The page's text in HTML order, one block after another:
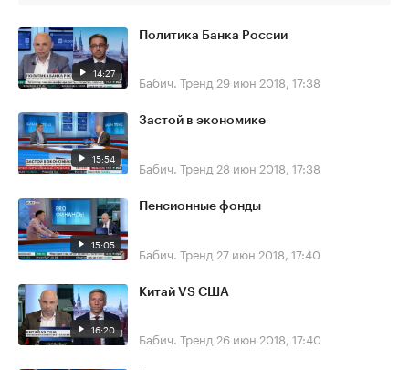
14:27
Политика Банка России
Бабич. Тренд 29 июн 2018, 17:38
15:54
Застой в экономике
Бабич. Тренд 28 июн 2018, 17:38
15:05
Пенсионные фонды
Бабич. Тренд 27 июн 2018, 17:40
16:20
Китай VS США
Бабич. Тренд 26 июн 2018, 17:40